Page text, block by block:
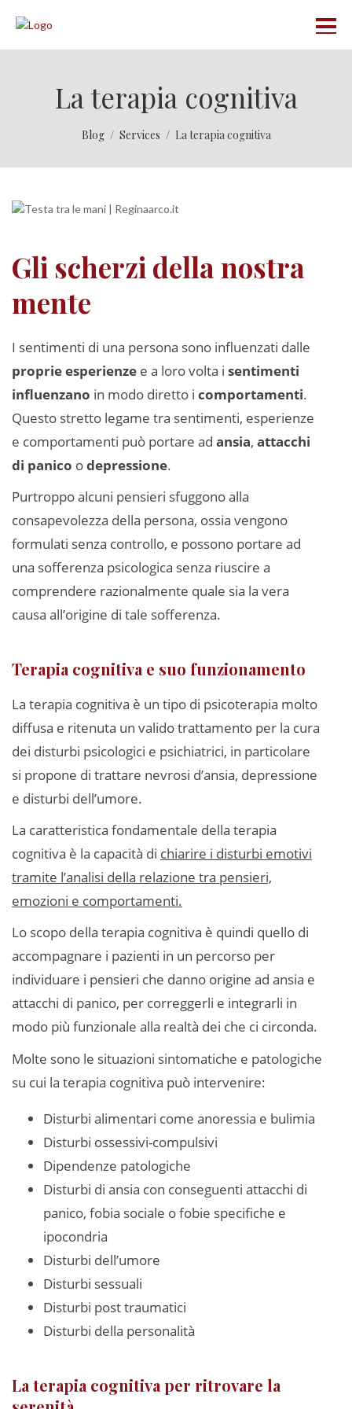
La terapia cognitiva
Blog Services La terapia cognitiva
Gli scherzi della nostra
mente
I sentimenti di una persona sono influenzati dalle
proprie esperienze e a loro volta i sentimenti
influenzano in modo diretto i comportamenti.
Questo stretto legame tra sentimenti, esperienze
e comportamenti può portare ad ansia, attacchi
di panico odepressione.
Purtroppo alcuni pensieri sfuggono alla
consapevolezza della persona, ossia vengono
formulati senza controllo, e possono portare ad
una sofferenza psicologica senza riuscire a
comprendere razionalmente quale sia la vera
causa all’origine di tale sofferenza.
Terapia cognitiva e suo funzionamento
La terapia cognitiva è un tipo di psicoterapia molto
diffusa e ritenuta un valido trattamento per la cura
dei disturbi psicologici e psichiatrici, in particolare
si propone di trattare nevrosi d’ansia, depressione
e disturbi dell’umore.
La caratteristica fondamentale della terapia
cognitiva è la capacità di chiarire i disturbi emotivi
tramite l’analisi della relazione tra pensieri,
emozioni e comportamenti.
Lo scopo della terapia cognitiva è quindi quello di
accompagnare i pazienti in un percorso per
individuare i pensieri che danno origine ad ansia e
attacchi di panico, per correggerli e integrarli in
modo più funzionale alla realtà dei che ci circonda.
Molte sono le situazioni sintomatiche e patologiche
su cui la terapia cognitiva può intervenire:
Disturbi alimentari come anoressia e bulimia
Disturbi ossessivi-compulsivi
Dipendenze patologiche
Disturbi di ansia con conseguenti attacchi di
panico, fobia sociale o fobie specifiche e
ipocondria
Disturbi dell’umore
Disturbi sessuali
Disturbi post traumatici
Disturbi della personalità
La terapia cognitiva per ritrovare la